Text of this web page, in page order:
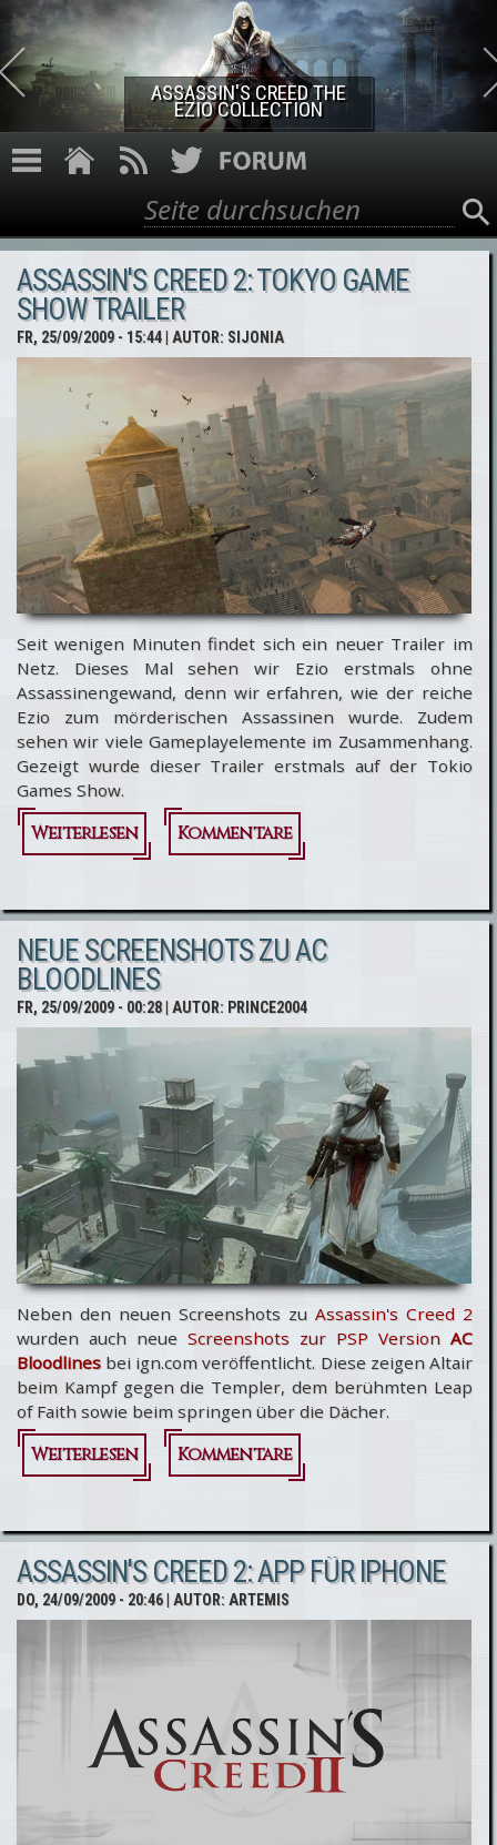
Direkt zum Inhalt
ASSASSIN'S CREED THE
EZIO COLLECTION
Suchformular
Suche
ASSASSIN'S CREED 2: TOKYO GAME
SHOW TRAILER
FR, 25/09/2009 - 15:44| AUTOR: SIJONIA
Seit wenigen Minuten findet sich ein neuer Trailer im
Netz. Dieses Mal sehen wir Ezio erstmals ohne
Assassinengewand, denn wir erfahren, wie der reiche
Ezio zum mörderischen Assassinen wurde. Zudem
sehen wir viele Gameplayelemente im Zusammenhang.
Gezeigt wurde dieser Trailer erstmals auf der Tokio
Games Show.
Weiterlesen
über
Creed 2:
Tokyo
Game
Show
Kommentare
NEUE SCREENSHOTS ZU AC
BLOODLINES
FR, 25/09/2009 - 00:28| AUTOR: PRINCE2004
Neben den neuen Screenshots zu Assassin's Creed 2
wurden auch neue Screenshots zur PSP Version AC
Bloodlinesbei ign.com veröffentlicht. Diese zeigen Altair
beim Kampf gegen die Templer, dem berühmten Leap
of Faith sowie beim springen über die Dächer.
Weiterlesen
über Neue
zu AC
Bloodlines
Kommentare
ASSASSIN'S CREED 2: APP FÜR IPHONE
DO, 24/09/2009 - 20:46| AUTOR: ARTEMIS